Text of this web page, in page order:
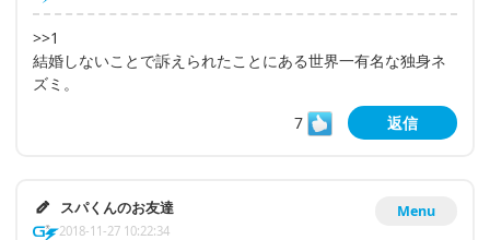
>>1
結婚しないことで訴えられたことにある世界一有名な独身ネ
ズミ。
7
返信
Menu
スパくんのお友達
2018-11-27 10:22:34